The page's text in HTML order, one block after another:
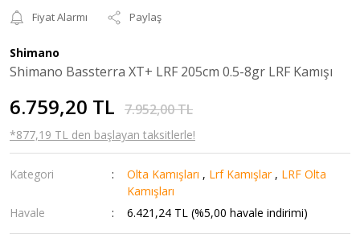
Fiyat Alarmı
Paylaş
Shimano
Shimano Bassterra XT+ LRF 205cm 0.5-8gr LRF Kamışı
6.759,20 TL 7.952,00 TL
*877,19 TL den başlayan taksitlerle!
Kategori Olta Kamışları , Lrf Kamışlar , LRF Olta
Kamışları
Havale
6.421,24 TL (%5,00 havale indirimi)